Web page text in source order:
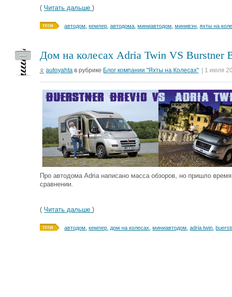
( Читать дальше)
автодом ,кемпер ,автодома ,миниавтодом ,минивэн ,яхты на
Дом на колесах Adria Twin VS Burstner
autoyahta в рубрике Блог компании "Яхты на Колесах" | 1 июля
Про автодома Adria написано масса обзоров, но пришло
сравнении.
( Читать дальше)
автодом ,кемпер дом на колесах ,миниавтодом ,adria twin ,
—